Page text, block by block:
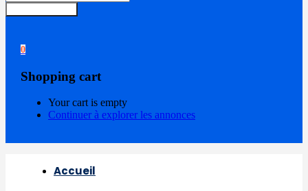
0
Shopping cart
Your cart is empty
Continuer à explorer les annonces
Accueil